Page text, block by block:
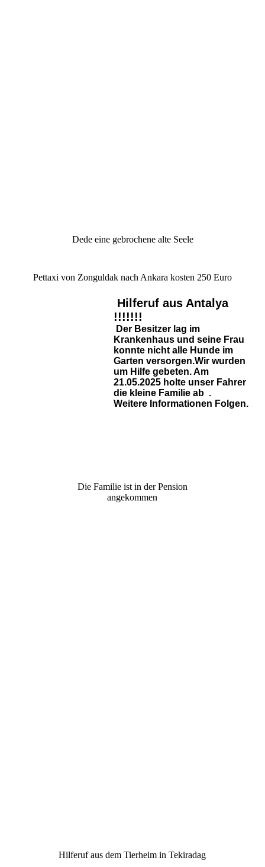
Dede eine gebrochene alte Seele
Pettaxi von Zonguldak nach Ankara kosten 250 Euro
Hilferuf aus Antalya
!!!!!!!
Der Besitzer lag im
Krankenhaus und seine Frau
konnte nicht alle Hunde im
Garten versorgen.Wir wurden
um Hilfe gebeten. Am
21.05.2025 holte unser Fahrer
die kleine Familie ab .
Weitere Informationen Folgen.
Die Familie ist in der Pension
angekommen
Hilferuf aus dem Tierheim in Tekiradag